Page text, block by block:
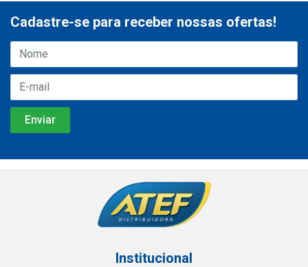
Cadastre-se para receber nossas ofertas!
Institucional